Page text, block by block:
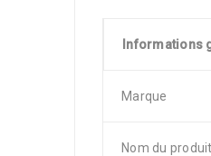
Informations
Marque
Nom du produit